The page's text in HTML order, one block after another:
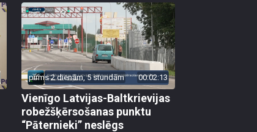
pirms 2 dienām, 5 stundām 00:02:13
Vienīgo Latvijas-Baltkrievijas
robežšķērsošanas punktu
“Pāternieki” neslēgs